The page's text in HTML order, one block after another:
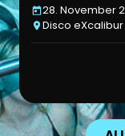
28. November
Disco